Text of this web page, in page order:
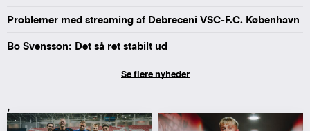
Problemer med streaming af Debreceni VSC-F.C. København
Bo Svensson: Det så ret stabilt ud
Se flere nyheder
,